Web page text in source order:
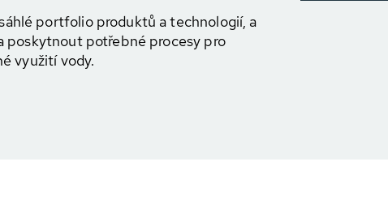
portfolio produktů a technologií, a
poskytnout potřebné procesy pro
využití vody.